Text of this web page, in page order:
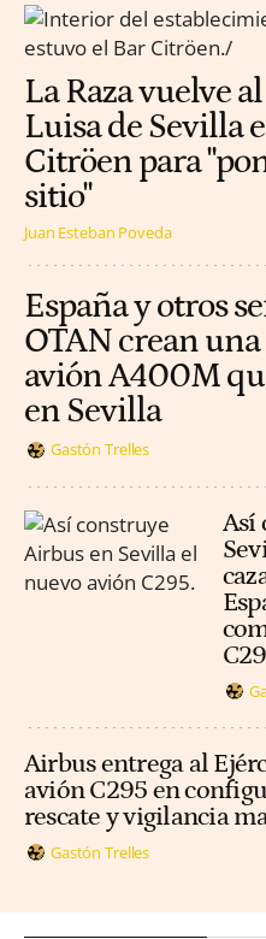
La Raza vuelve
Luisa de Sevilla
Citröen para
sitio"
Juan Esteban Poveda
España y otros
OTAN crean
avión A400M
en Sevilla
Gastón Trelles
Así
Airbus entrega al
avión C295 en
rescate y vigilancia
Gastón Trelles